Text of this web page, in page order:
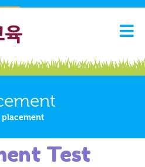
placement
Test